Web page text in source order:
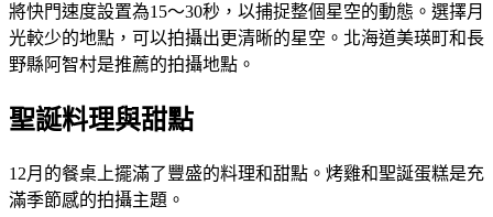
將快門速度設置為15～30秒，以捕捉整個星空的動態。選擇月
光較少的地點，可以拍攝出更清晰的星空。北海道美瑛町和長
野縣阿智村是推薦的拍攝地點。
聖誕料理與甜點
12月的餐桌上擺滿了豐盛的料理和甜點。烤雞和聖誕蛋糕是充
滿季節感的拍攝主題。